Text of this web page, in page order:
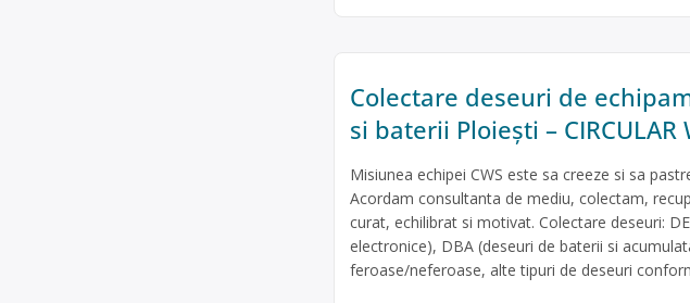
Colectare deseuri de
si baterii Ploiești – CIRCULAR
Misiunea echipei CWS este sa creeze si sa
Acordam consultanta de mediu, colectam,
curat, echilibrat si motivat. Colectare deseuri:
electronice), DBA (deseuri de baterii si
feroase/neferoase, alte tipuri de deseuri